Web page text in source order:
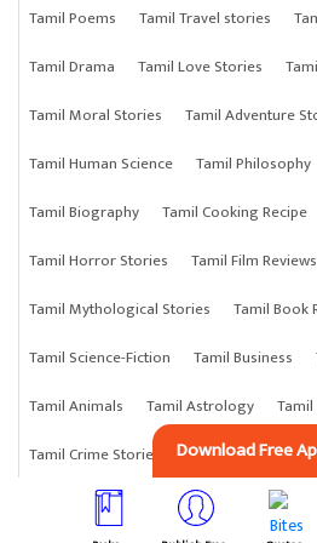
Tamil Poems Tamil Travel stories
Tamil Drama
Tamil Love Stories
Tamil Moral Stories
Tamil Adventure
Tamil Human Science
Tamil Philosophy
Tamil Biography
Tamil Cooking Recipe
Tamil Horror Stories
Tamil Film Reviews
Tamil Mythological Stories
Tamil Book
Tamil Science-Fiction
Tamil Business
Tamil Animals
Tamil Astrology
Tamil Crime Stories
Download Free